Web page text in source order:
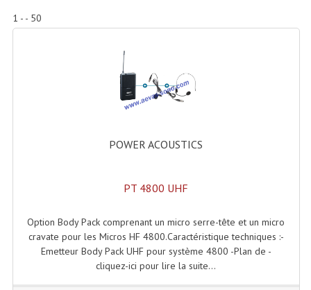
Selecteurs Audio Vidéo
Amplificateurs
Amplificateurs Multi-Canaux
Egaliseur Egaliseurs
Enceintes Et Caissons Basses
Packs Sono
1 - - 50
POWER ACOUSTICS
PT 4800 UHF
Option Body Pack comprenant un micro serre-tête et un micro
cravate pour les Micros HF 4800.Caractéristique techniques :-
Emetteur Body Pack UHF pour système 4800 -Plan de -
cliquez-ici pour lire la suite...